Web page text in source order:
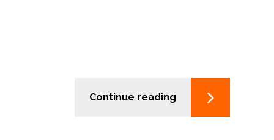
Continue reading